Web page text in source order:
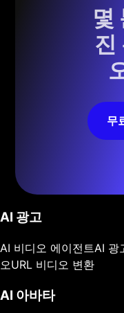
몇
진
무
AI 광고
AI 비디오 에이전트AI 광
오URL 비디오 변환
AI 아바타